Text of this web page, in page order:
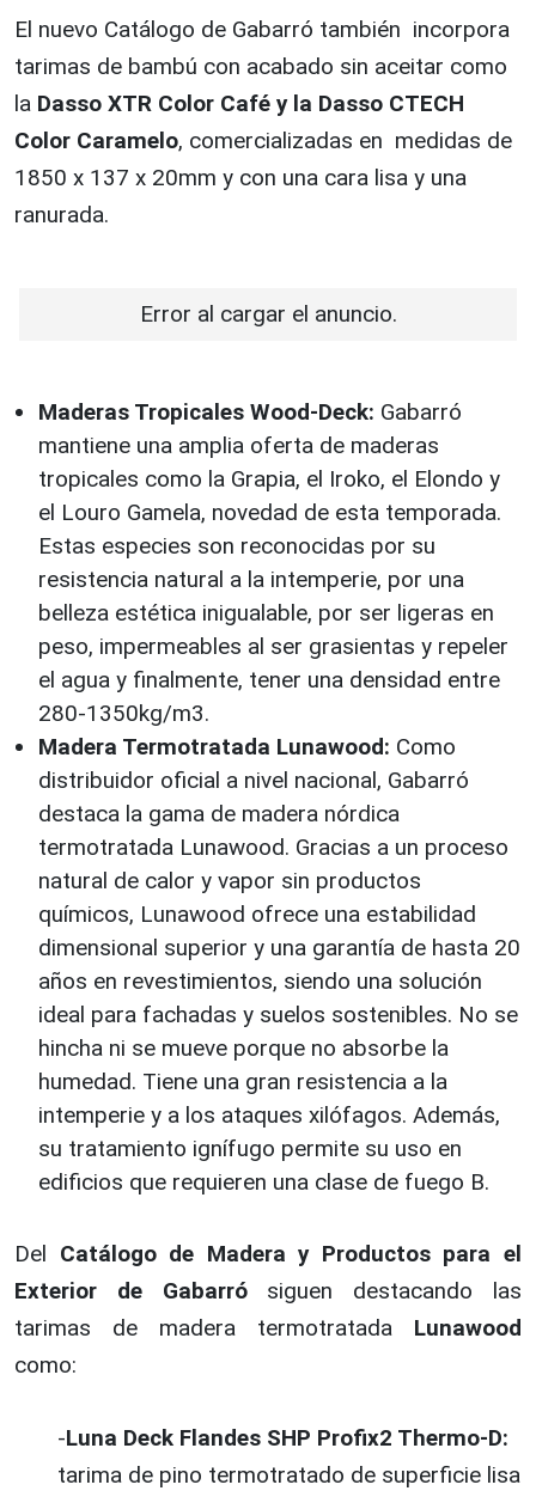
El nuevo Catálogo de Gabarró también incorpora
tarimas de bambú con acabado sin aceitar como
la Dasso XTR Color Café y la Dasso CTECH
Color Caramelo, comercializadas en medidas de
1850 x 137 x 20mm y con una cara lisa y una
ranurada.
Error al cargar el anuncio.
Maderas Tropicales Wood-Deck: Gabarró
mantiene una amplia oferta de maderas
tropicales como la Grapia, el Iroko, el Elondo y
el Louro Gamela, novedad de esta temporada.
Estas especies son reconocidas por su
resistencia natural a la intemperie, por una
belleza estética inigualable, por ser ligeras en
peso, impermeables al ser grasientas y repeler
el agua y finalmente, tener una densidad entre
280-1350kg/m3.
Madera Termotratada Lunawood: Como
distribuidor oficial a nivel nacional, Gabarró
destaca la gama de madera nórdica
termotratada Lunawood. Gracias a un proceso
natural de calor y vapor sin productos
químicos, Lunawood ofrece una estabilidad
dimensional superior y una garantía de hasta 20
años en revestimientos, siendo una solución
ideal para fachadas y suelos sostenibles. No se
hincha ni se mueve porque no absorbe la
humedad. Tiene una gran resistencia a la
intemperie y a los ataques xilófagos. Además,
su tratamiento ignífugo permite su uso en
edificios que requieren una clase de fuego B.
Del Catálogo de Madera y Productos para el
Exterior de Gabarró siguen destacando las
tarimas de madera termotratada Lunawood
como:
-Luna Deck Flandes SHP Profix2 Thermo-D:
tarima de pino termotratado de superficie lisa